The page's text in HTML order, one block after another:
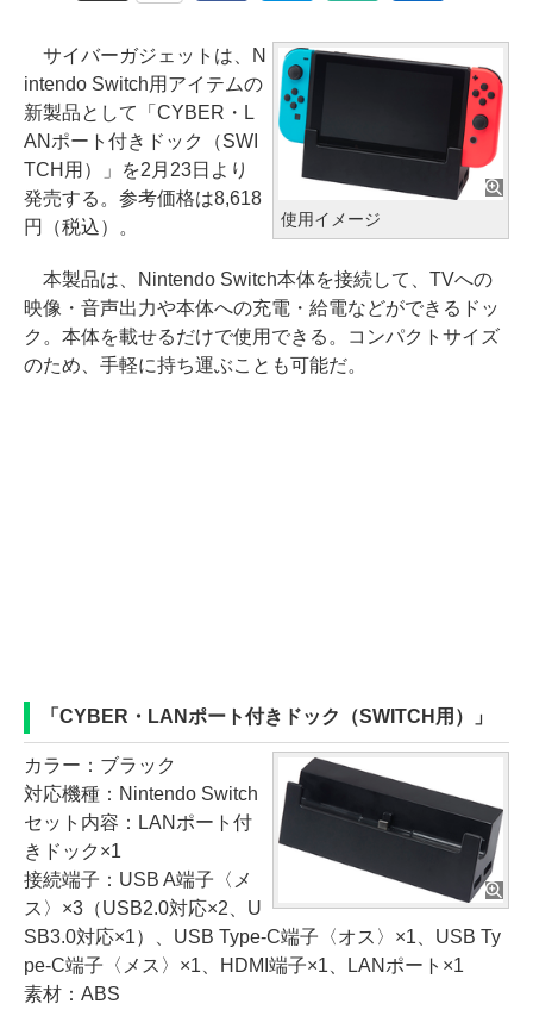
使用イメージ
サイバーガジェットは、N
intendo Switch用アイテムの
新製品として「CYBER・L
ANポート付きドック（SWI
TCH用）」を2月23日より
発売する。参考価格は8,618
円（税込）。
本製品は、Nintendo Switch本体を接続して、TVへの
映像・音声出力や本体への充電・給電などができるドッ
ク。本体を載せるだけで使用できる。コンパクトサイズ
のため、手軽に持ち運ぶことも可能だ。
「CYBER・LANポート付きドック（SWITCH用）」
カラー：ブラック
対応機種：Nintendo Switch
セット内容：LANポート付
きドック×1
接続端子：USB A端子〈メ
ス〉×3（USB2.0対応×2、U
SB3.0対応×1）、USB Type-C端子〈オス〉×1、USB Ty
pe-C端子〈メス〉×1、HDMI端子×1、LANポート×1
素材：ABS